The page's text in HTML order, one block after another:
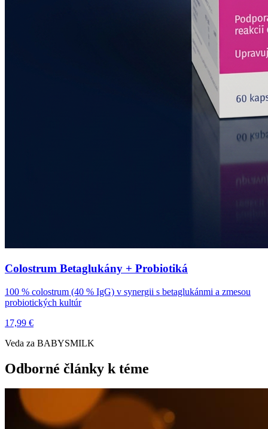
Colostrum Betaglukány + Probiotiká
100 % colostrum (40 % IgG) v synergii s betaglukánmi a zmesou
probiotických kultúr
17,99 €
Veda za BABYSMILK
Odborné články k téme